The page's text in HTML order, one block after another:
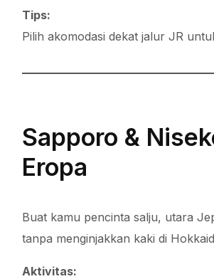
Tips:
Pilih akomodasi dekat jalur JR
Sapporo &
Eropa
Buat kamu pencinta salju, utara
tanpa menginjakkan kaki di
Aktivitas: